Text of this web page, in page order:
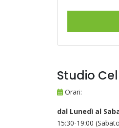
Studio
Orari:
dal Lunedì al
15:30-19:00